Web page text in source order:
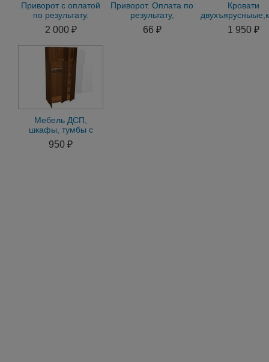
Приворот с оплатой
по результату.
Гадание.16 снятие
негатива
2 000 ₽
Приворот. Оплата по
результату,
Магическая помощь
в делах и бизнесе д
66 ₽
Кровати
доставкой по
1 950 ₽
Мебель ДСП,
шкафы, тумбы с
доставкой по всей
Россиика
950 ₽